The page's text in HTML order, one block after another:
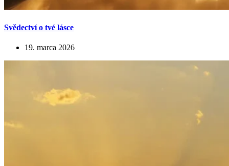
Svědectví o tvé lásce
19. marca 2026